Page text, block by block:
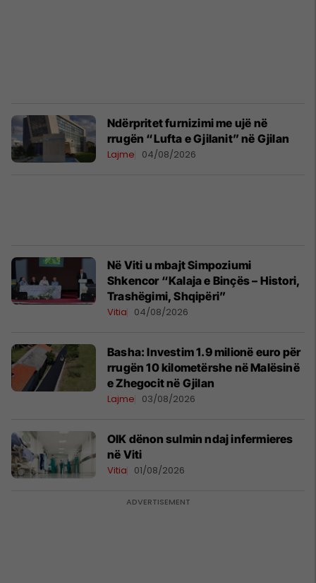
Ndërpritet furnizimi me ujë në
rrugën “Lufta e Gjilanit” në Gjilan
Lajme 04/08/2026
Në Viti u mbajt Simpoziumi
Shkencor “Kalaja e Binçës – Histori,
Trashëgimi, Shqipëri”
Vitia 04/08/2026
Basha: Investim 1.9 milionë euro për
rrugën 10 kilometërshe në Malësinë
e Zhegocit në Gjilan
Lajme 03/08/2026
OIK dënon sulmin ndaj infermieres
në Viti
Vitia 01/08/2026